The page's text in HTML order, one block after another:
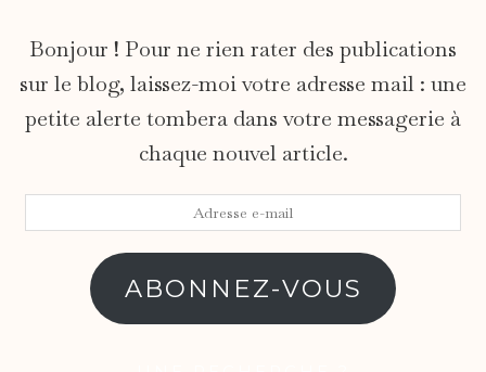
Bonjour ! Pour ne rien rater des publications
sur le blog, laissez-moi votre adresse mail : une
petite alerte tombera dans votre messagerie à
chaque nouvel article.
ABONNEZ-VOUS